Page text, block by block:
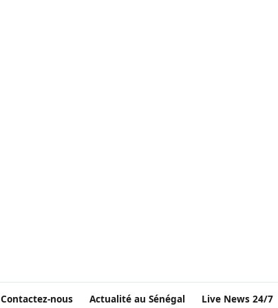
Contactez-nous Actualité au Sénégal Live News 24/7